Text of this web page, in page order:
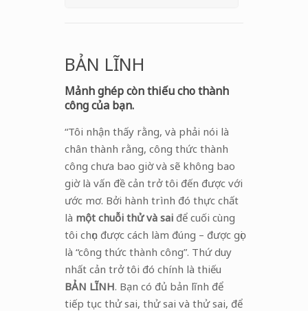
BẢN LĨNH
Mảnh ghép còn thiếu cho thành
công của bạn.
“Tôi nhận thấy rằng, và phải nói là
chân thành rằng, công thức thành
công chưa bao giờ và sẽ không bao
giờ là vấn đề cản trở tôi đến được với
ước mơ. Bởi hành trình đó thực chất
là một chuỗi thử và sai để cuối cùng
tôi chọn được cách làm đúng – được gọi
là “công thức thành công”. Thứ duy
nhất cản trở tôi đó chính là thiếu
BẢN LĨNH. Bạn có đủ bản lĩnh để
tiếp tục thử sai, thử sai và thử sai, để